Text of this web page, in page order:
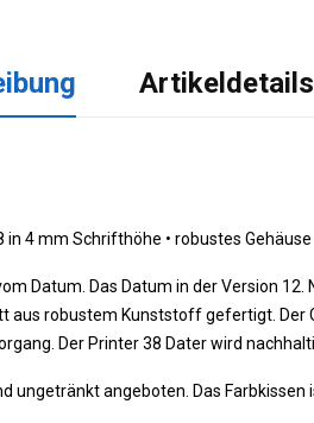
Artikeldetails
in 4 mm Schrifthöhe • robustes
Datum. Das Datum in der Version
robustem Kunststoff gefertigt.
Der Printer 38 Dater wird
ungetränkt angeboten. Das